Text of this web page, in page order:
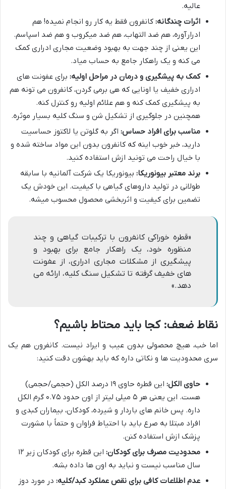
عالیه.
اثرات چندگانه: کانفرون فقط یه کار رو انجام نمیده! هم
ادرارآوره، هم ضد التهاب، هم ضد میکروب و هم ضد اسپاسم.
این یعنی از چند جهت به بهبود وضعیت مجاری ادراری کمک
می کنه و یک راهکار جامع به حساب میاد.
کمک به پیشگیری و درمان در مراحل اولیه: برای عفونت های
ادراری خفیف یا اونایی که هی برمی گردن، کانفرون می تونه هم
به پیشگیری کمک کنه و هم علائم اولیه رو کنترل کنه.
همچنین در جلوگیری از تشکیل شن و سنگ کلیه بسیار موثره.
مناسب برای افراد حساس: اگر به گلوتن یا لاکتوز حساسیت
دارید، خبر خوب اینه که کانفرون بدون این مواد ساخته شده و
با خیال راحت می تونید ازش استفاده کنید.
برند معتبر بیونوریکا: بیونوریکا یک شرکت آلمانیه با سابقه
طولانی در تولید داروهای گیاهی با کیفیت. این خودش یک
تضمین برای کیفیت و اثربخشی محصول محسوب میشه.
«قطره خوراکی کانفرون با ترکیبات گیاهی و چند
منظوره خود، یک راهکار جامع برای بهبود و
پیشگیری از مشکلات مجاری ادراری، از عفونت
های خفیف گرفته تا تشکیل سنگ کلیه، ارائه می
دهد.»
نقاط ضعف: کجا باید محتاط باشیم؟
اما خب، هیچ محصولی بدون عیب و ایراد نیست. کانفرون هم یک
سری محدودیت ها و نکاتی داره که باید بهشون دقت کنید:
حاوی الکل:
این قطره حاوی ۱۹ درصد الکل (حجمی/حجمی)
هست. این یعنی هر ۵ میلی لیتر از اون حدود ۰.۷۵ گرم الکل
داره. پس خانم های باردار و شیرده، کودکان، بیماران کبدی و
افراد مبتلا به صرع باید با احتیاط فراوان و حتماً با مشورت
پزشک ازش استفاده کنن.
محدودیت مصرف برای کودکان:
این قطره برای کودکان زیر ۱۲
سال مناسب نیست و نباید به اون ها داده بشه.
عدم اطلاعات کافی برای نقص عملکرد کبد/کلیه: در مورد دوز